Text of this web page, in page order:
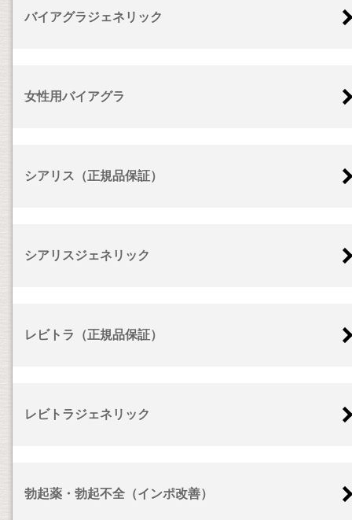
バイアグラジェネリック
女性用バイアグラ
シアリス（正規品保証）
シアリスジェネリック
レビトラ（正規品保証）
レビトラジェネリック
勃起薬・勃起不全（インポ改善）